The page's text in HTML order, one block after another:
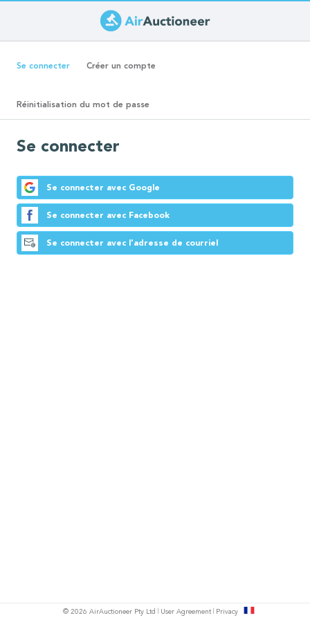
au
contenu
Onglets
Se connecter(ongletCréer un compte
Réinitialisation du mot de passe
Se connecter
Se connecter avec Google
Se connecter avec Facebook
Se connecter avec l'adresse de courriel
© 2026 AirAuctioneer Pty Ltd User Agreement Privacy